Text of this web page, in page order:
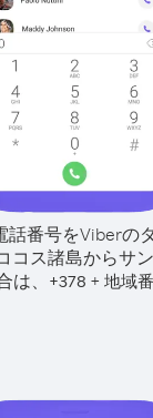
話番号をViberの
コス諸島からサ
は、 +378 + 地域